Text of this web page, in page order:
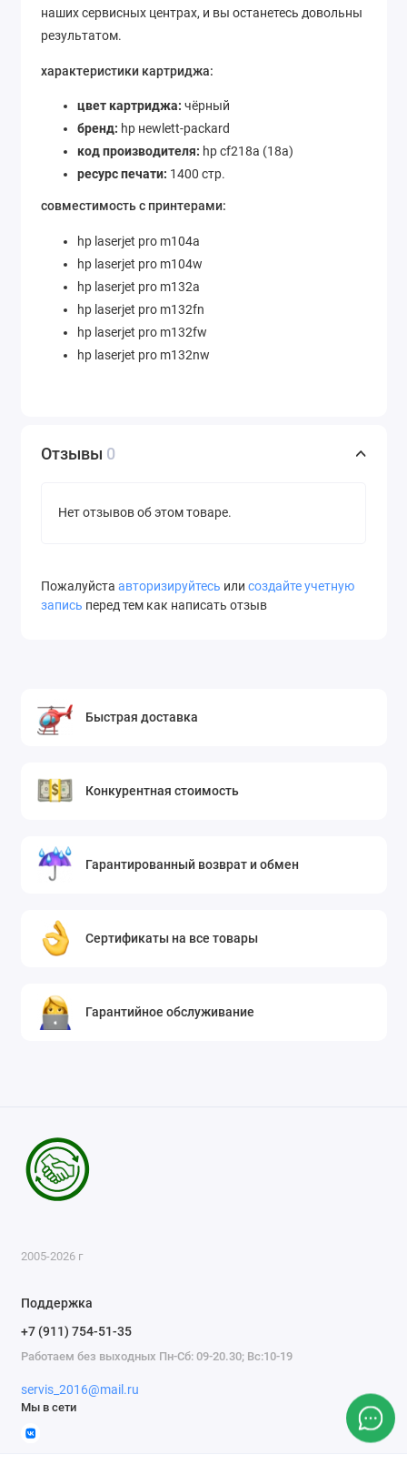
наших сервисных центрах, и вы останетесь довольны
результатом.
характеристики картриджа:
цвет картриджа: чёрный
бренд: hp неwlett-packаrd
код производителя: hp cf218a (18a)
ресурс печати: 1400 стр.
совместимость с принтерами:
hp laserjet pro m104a
hp laserjet pro m104w
hp laserjet pro m132a
hp laserjet pro m132fn
hp laserjet pro m132fw
hp laserjet pro m132nw
Отзывы 0
Нет отзывов об этом товаре.
Пожалуйста авторизируйтесь или создайте учетную
запись перед тем как написать отзыв
Быстрая доставка
Конкурентная стоимость
Гарантированный возврат и обмен
Сертификаты на все товары
Гарантийное обслуживание
2005-2026 г
Поддержка
+7 (911) 754-51-35
Работаем без выходных Пн-Сб: 09-20.30; Вс:10-19
servis_2016@mail.ru
Мы в сети